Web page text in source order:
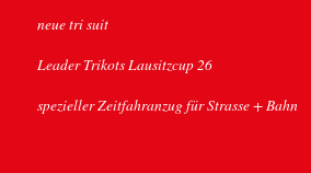
neue tri suit
Leader Trikots Lausitzcup 26
spezieller Zeitfahranzug für Strasse + Bahn